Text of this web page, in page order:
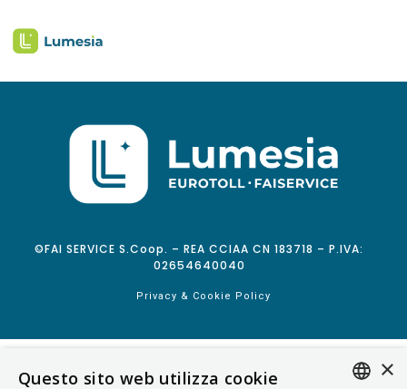
©FAI SERVICE S.Coop. – REA CCIAA CN 183718 – P.IVA:
02654640040
Privacy & Cookie Policy
×
Questo sito web utilizza cookie